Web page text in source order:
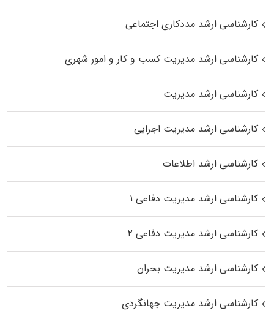
کارشناسی ارشد مددکاری اجتماعی
کارشناسی ارشد مدیریت کسب و کار و امور شهری
کارشناسی ارشد مدیریت
کارشناسی ارشد مدیریت اجرایی
کارشناسی ارشد اطلاعات
کارشناسی ارشد مدیریت دفاعی ۱
کارشناسی ارشد مدیریت دفاعی ۲
کارشناسی ارشد مدیریت بحران
کارشناسی ارشد مدیریت جهانگردی